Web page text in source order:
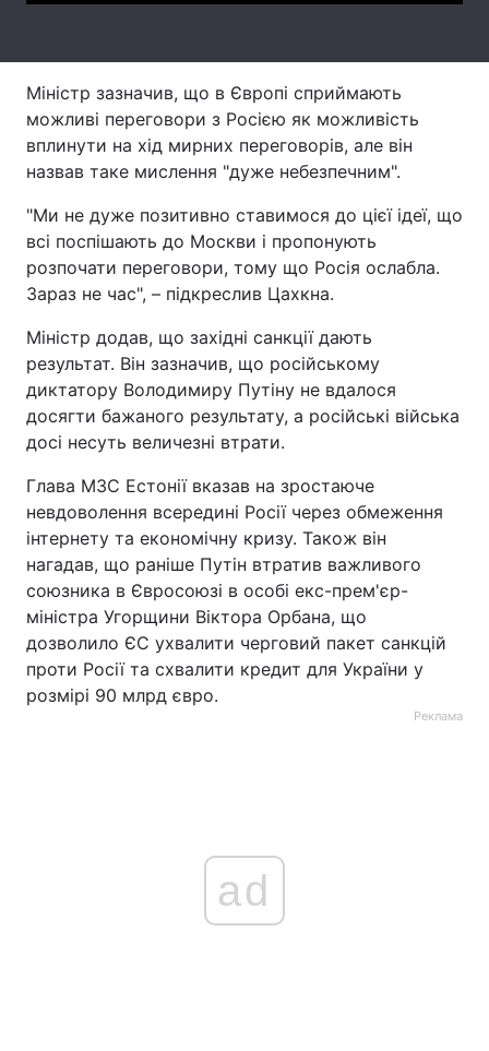
Тема оформлення
Міністр зазначив, що в Європі сприймають
можливі переговори з Росією як можливість
вплинути на хід мирних переговорів, але він
назвав таке мислення "дуже небезпечним".
"Ми не дуже позитивно ставимося до цієї ідеї, що
всі поспішають до Москви і пропонують
розпочати переговори, тому що Росія ослабла.
Зараз не час", – підкреслив Цахкна.
Міністр додав, що західні санкції дають
результат. Він зазначив, що російському
диктатору Володимиру Путіну не вдалося
досягти бажаного результату, а російські війська
досі несуть величезні втрати.
Глава МЗС Естонії вказав на зростаюче
невдоволення всередині Росії через обмеження
інтернету та економічну кризу. Також він
нагадав, що раніше Путін втратив важливого
союзника в Євросоюзі в особі екс-прем'єр-
міністра Угорщини Віктора Орбана, що
дозволило ЄС ухвалити черговий пакет санкцій
проти Росії та схвалити кредит для України у
розмірі 90 млрд євро.
Реклама
ad